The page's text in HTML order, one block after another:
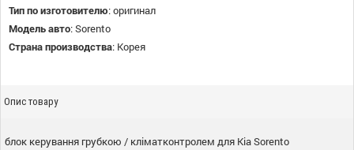
Тип по изготовителю:оригинал
Модель авто:Sorento
Страна производства: Корея
Опис товару
блок керування грубкою / кліматконтролем для Kia Sorento